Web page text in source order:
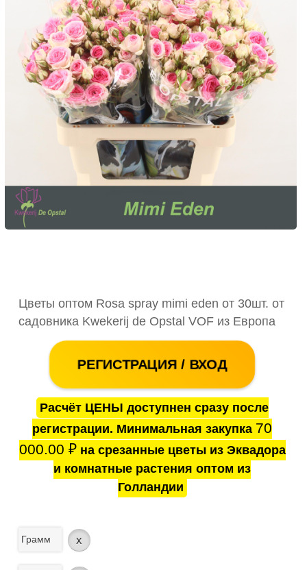
Цветы оптом Rosa spray mimi eden от 30шт. от
садовника Kwekerij de Opstal VOF из Европа
РЕГИСТРАЦИЯ / ВХОД
Расчёт ЦЕНЫ доступнен сразу после
регистрации. Минимальная закупка 70
000.00 ₽на срезанные цветы из Эквадора
и комнатные растения оптом из
Голландии
Грамм x